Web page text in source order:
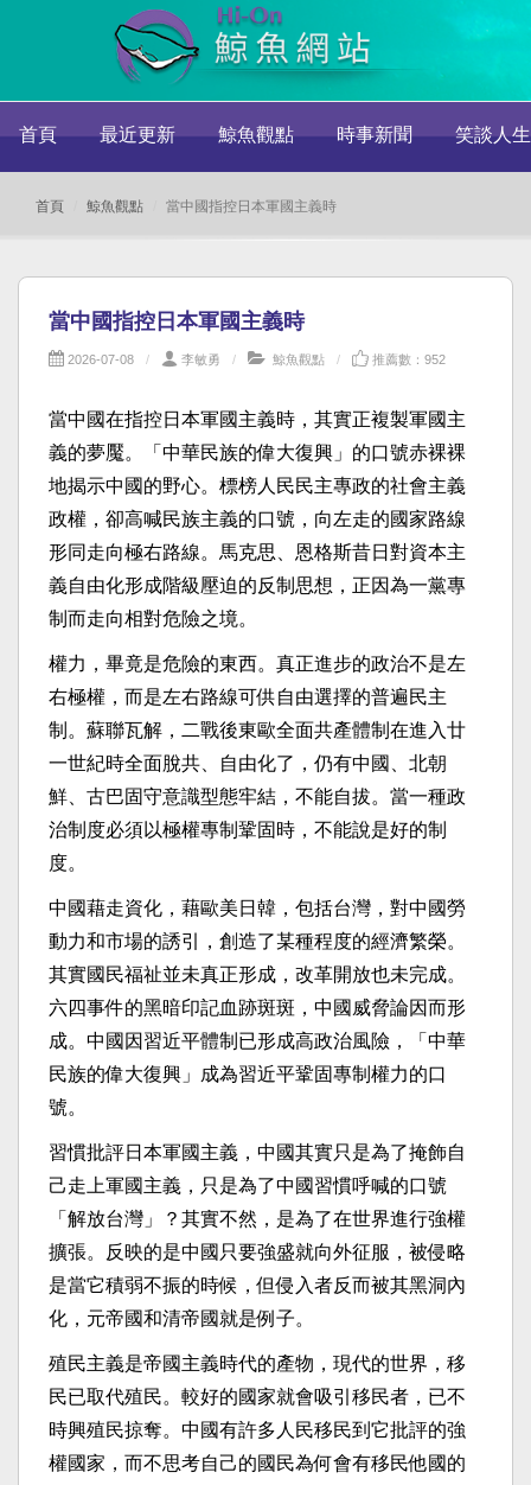
首頁 最近更新 鯨魚觀點 時事新聞 笑談人生
首頁 鯨魚觀點 當中國指控日本軍國主義時
當中國指控日本軍國主義時
2026-07-08 李敏勇 鯨魚觀點 推薦數：952
當中國在指控日本軍國主義時，其實正複製軍國主
義的夢魘。「中華民族的偉大復興」的口號赤裸裸
地揭示中國的野心。標榜人民民主專政的社會主義
政權，卻高喊民族主義的口號，向左走的國家路線
形同走向極右路線。馬克思、恩格斯昔日對資本主
義自由化形成階級壓迫的反制思想，正因為一黨專
制而走向相對危險之境。
權力，畢竟是危險的東西。真正進步的政治不是左
右極權，而是左右路線可供自由選擇的普遍民主
制。蘇聯瓦解，二戰後東歐全面共產體制在進入廿
一世紀時全面脫共、自由化了，仍有中國、北朝
鮮、古巴固守意識型態牢結，不能自拔。當一種政
治制度必須以極權專制鞏固時，不能說是好的制
度。
中國藉走資化，藉歐美日韓，包括台灣，對中國勞
動力和市場的誘引，創造了某種程度的經濟繁榮。
其實國民福祉並未真正形成，改革開放也未完成。
六四事件的黑暗印記血跡斑斑，中國威脅論因而形
成。中國因習近平體制已形成高政治風險，「中華
民族的偉大復興」成為習近平鞏固專制權力的口
號。
習慣批評日本軍國主義，中國其實只是為了掩飾自
己走上軍國主義，只是為了中國習慣呼喊的口號
「解放台灣」？其實不然，是為了在世界進行強權
擴張。反映的是中國只要強盛就向外征服，被侵略
是當它積弱不振的時候，但侵入者反而被其黑洞內
化，元帝國和清帝國就是例子。
殖民主義是帝國主義時代的產物，現代的世界，移
民已取代殖民。較好的國家就會吸引移民者，已不
時興殖民掠奪。中國有許多人民移民到它批評的強
權國家，而不思考自己的國民為何會有移民他國的